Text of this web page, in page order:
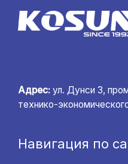
Адрес: ул. Дунси 3,
технико-
Навигация по